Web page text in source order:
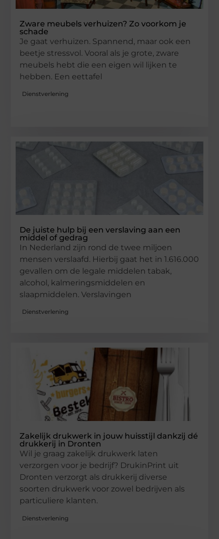
Zware meubels verhuizen? Zo voorkom je
schade
Je gaat verhuizen. Spannend, maar ook een
beetje stressvol. Vooral als je grote, zware
meubels hebt die een eigen wil lijken te
hebben. Een eettafel
Dienstverlening
De juiste hulp bij een verslaving aan een
middel of gedrag
In Nederland zijn rond de twee miljoen
mensen verslaafd. Hierbij gaat het in 1.616.000
gevallen om de legale middelen tabak,
alcohol, kalmeringsmiddelen en
slaapmiddelen. Verslavingen
Dienstverlening
Zakelijk drukwerk in jouw huisstijl dankzij dé
drukkerij in Dronten
Wil je graag zakelijk drukwerk laten
verzorgen voor je bedrijf? DrukinPrint uit
Dronten verzorgt als drukkerij diverse
soorten drukwerk voor zowel bedrijven als
particuliere klanten.
Dienstverlening